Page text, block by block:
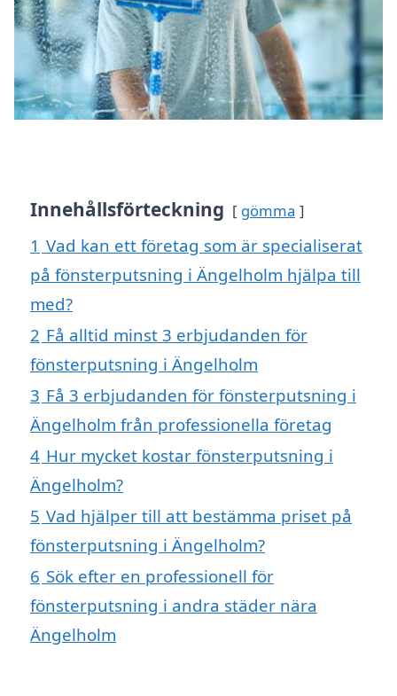
Innehållsförteckning gömma
1 Vad kan ett företag som är specialiserat
på fönsterputsning i Ängelholm hjälpa till
med?
2 Få alltid minst 3 erbjudanden för
fönsterputsning i Ängelholm
3 Få 3 erbjudanden för fönsterputsning i
Ängelholm från professionella företag
4 Hur mycket kostar fönsterputsning i
Ängelholm?
5 Vad hjälper till att bestämma priset på
fönsterputsning i Ängelholm?
6 Sök efter en professionell för
fönsterputsning i andra städer nära
Ängelholm